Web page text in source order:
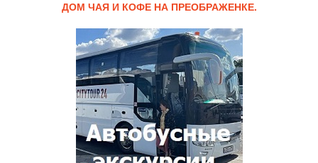
ДОМ ЧАЯ И КОФЕ НА ПРЕОБРАЖЕНКЕ.